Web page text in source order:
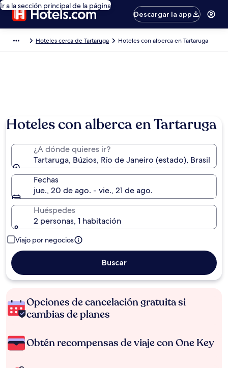
Ir a la sección principal de la página
Descargar la app
Hoteles cerca de Tartaruga Hoteles con alberca en Tartaruga
Hoteles con alberca en Tartaruga
¿A dónde quieres ir?
Tartaruga, Búzios, Río de Janeiro (estado), Brasil
Fechas
jue., 20 de ago. - vie., 21 de ago.
Huéspedes
2 personas, 1 habitación
Viajo por negocios
Buscar
Opciones de cancelación gratuita si
cambias de planes
Obtén recompensas de viaje con One Key